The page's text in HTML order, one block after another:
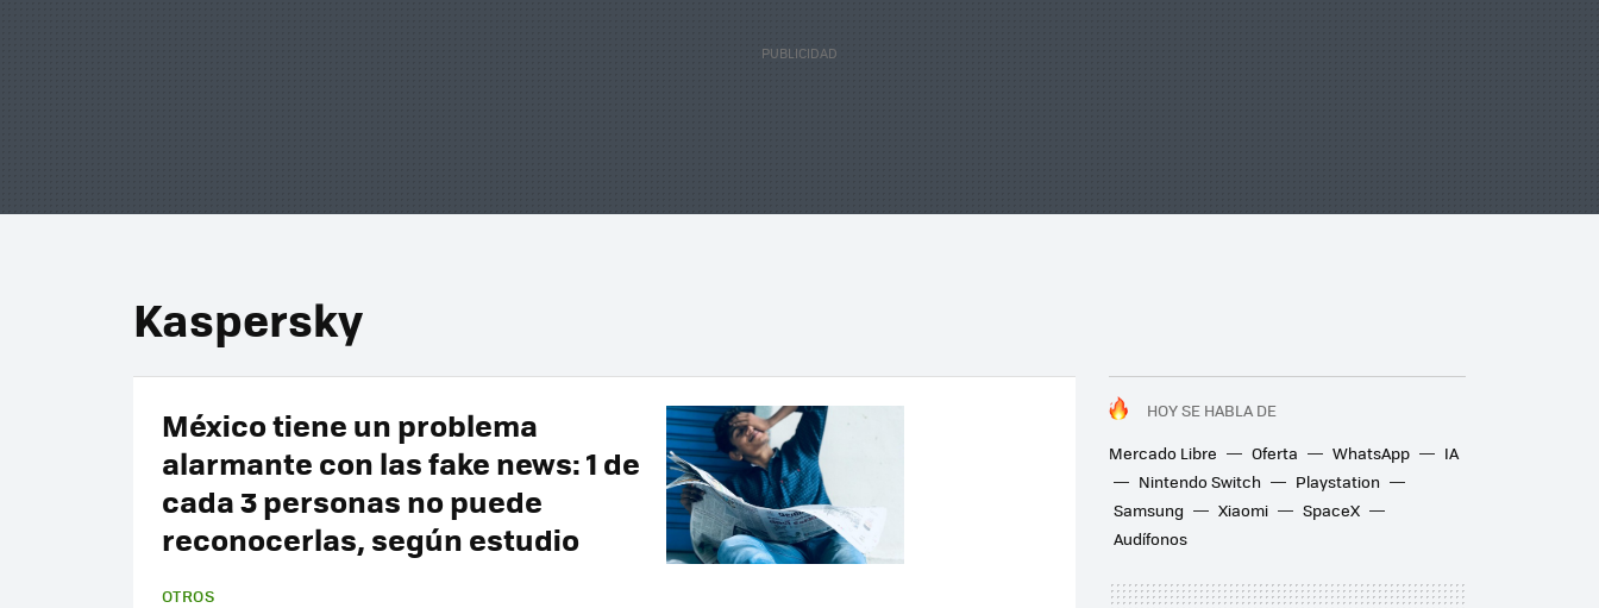
Kaspersky
HOY SE HABLA DE
Mercado Libre
Oferta WhatsApp
IA
Nintendo Switch
Playstation
Samsung
Xiaomi
SpaceX
Audífonos
México tiene un problema
alarmante con las fake news: 1 de
cada 3 personas no puede
reconocerlas, según estudio
OTROS